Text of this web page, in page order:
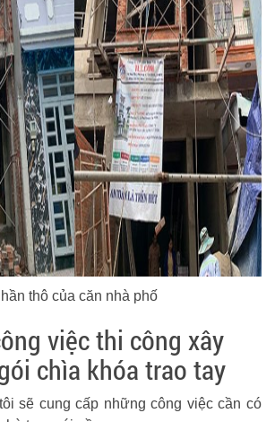
thô của căn nhà phố
việc thi công xây
chìa khóa trao tay
sẽ cung cấp những công việc cần có